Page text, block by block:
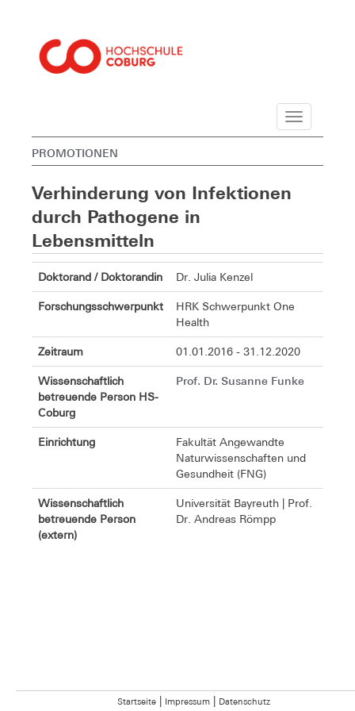
Navigation
PROMOTIONEN
Verhinderung von Infektionen
durch Pathogene in
Lebensmitteln
Doktorand / Doktorandin Dr. Julia Kenzel
Forschungsschwerpunkt
HRK Schwerpunkt One
Health
Zeitraum 01.01.2016 - 31.12.2020
Wissenschaftlich
betreuende Person HS-
Coburg
Prof. Dr. Susanne Funke
Einrichtung
Fakultät Angewandte
Naturwissenschaften und
Gesundheit (FNG)
Wissenschaftlich
betreuende Person
(extern)
Universität Bayreuth | Prof.
Dr. Andreas Römpp
Startseite| Impressum| Datenschutz